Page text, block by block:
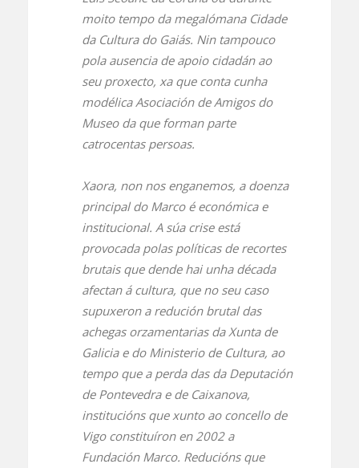
moito tempo da megalómana Cidade
da Cultura do Gaiás. Nin tampouco
pola ausencia de apoio cidadán ao
seu proxecto, xa que conta cunha
modélica Asociación de Amigos do
Museo da que forman parte
catrocentas persoas.
Xaora, non nos enganemos, a doenza
principal do Marco é económica e
institucional. A súa crise está
provocada polas políticas de recortes
brutais que dende hai unha década
afectan á cultura, que no seu caso
supuxeron a redución brutal das
achegas orzamentarias da Xunta de
Galicia e do Ministerio de Cultura, ao
tempo que a perda das da Deputación
de Pontevedra e de Caixanova,
institucións que xunto ao concello de
Vigo constituíron en 2002 a
Fundación Marco. Reducións que